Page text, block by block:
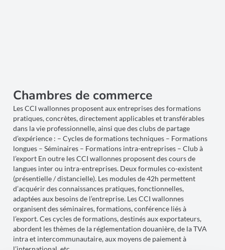
Chambres de commerce
Les CCI wallonnes proposent aux entreprises des formations
pratiques, concrètes, directement applicables et transférables
dans la vie professionnelle, ainsi que des clubs de partage
d’expérience : – Cycles de formations techniques – Formations
longues – Séminaires – Formations intra-entreprises – Club à
l’export En outre les CCI wallonnes proposent des cours de
langues inter ou intra-entreprises. Deux formules co-existent
(présentielle / distancielle). Les modules de 42h permettent
d’acquérir des connaissances pratiques, fonctionnelles,
adaptées aux besoins de l’entreprise. Les CCI wallonnes
organisent des séminaires, formations, conférence liés à
l’export. Ces cycles de formations, destinés aux exportateurs,
abordent les thèmes de la réglementation douanière, de la TVA
intra et intercommunautaire, aux moyens de paiement à